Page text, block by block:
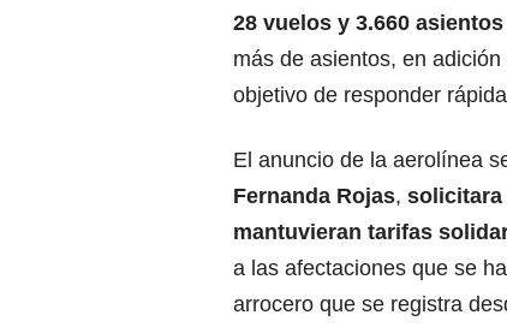
28 vuelos y 3.660
más de asientos, en
objetivo de responder
El anuncio de la aerolínea
Fernanda Rojas, solicitara
mantuvieran tarifas
a las afectaciones que se
arrocero que se registra